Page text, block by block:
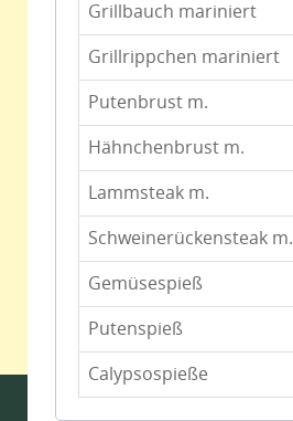
Grillbauch mariniert
Grillrippchen mariniert
Putenbrust m.
Hähnchenbrust m.
Lammsteak m.
Schweinerückensteak m.
Gemüsespieß
Putenspieß
Calypsospieße